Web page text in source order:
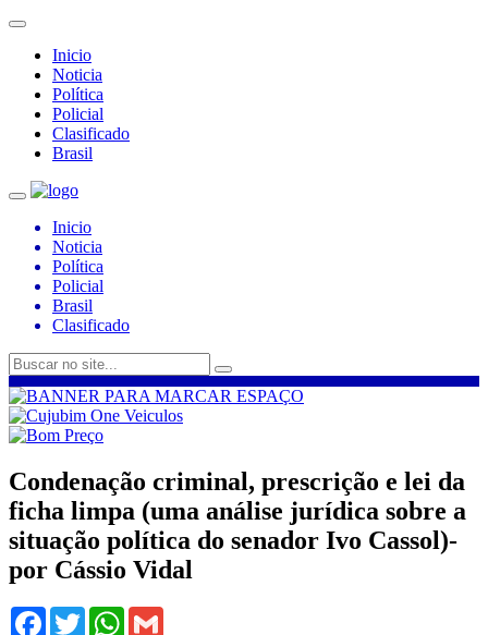
Inicio
Noticia
Política
Policial
Clasificado
Brasil
Inicio
Noticia
Política
Policial
Brasil
Clasificado
Condenação criminal, prescrição e lei da
ficha limpa (uma análise jurídica sobre a
situação política do senador Ivo Cassol)-
por Cássio Vidal
Facebook
TwitterWhatsApp